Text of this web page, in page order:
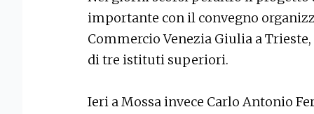
importante con il convegno
Commercio Venezia Giulia a
di tre istituti superiori.
Ieri a Mossa invece Carlo Antonio